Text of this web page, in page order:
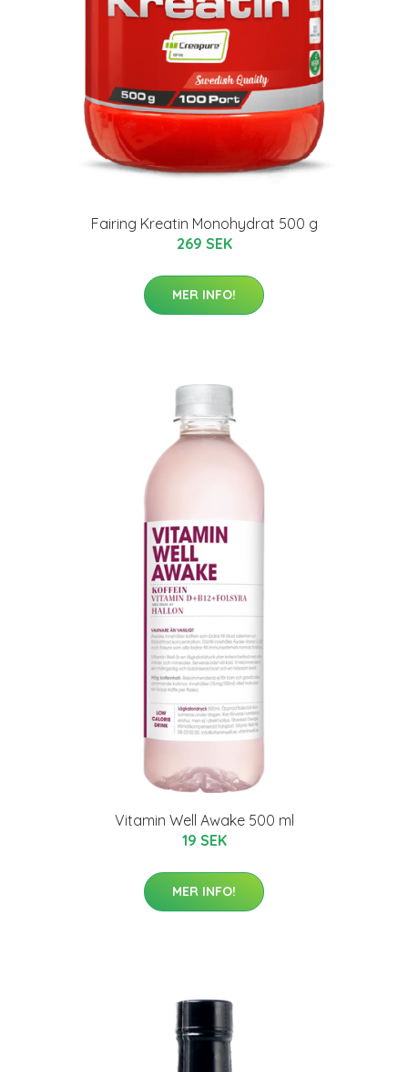
Fairing Kreatin Monohydrat 500 g
269 SEK
MER INFO!
Vitamin Well Awake 500 ml
19 SEK
MER INFO!